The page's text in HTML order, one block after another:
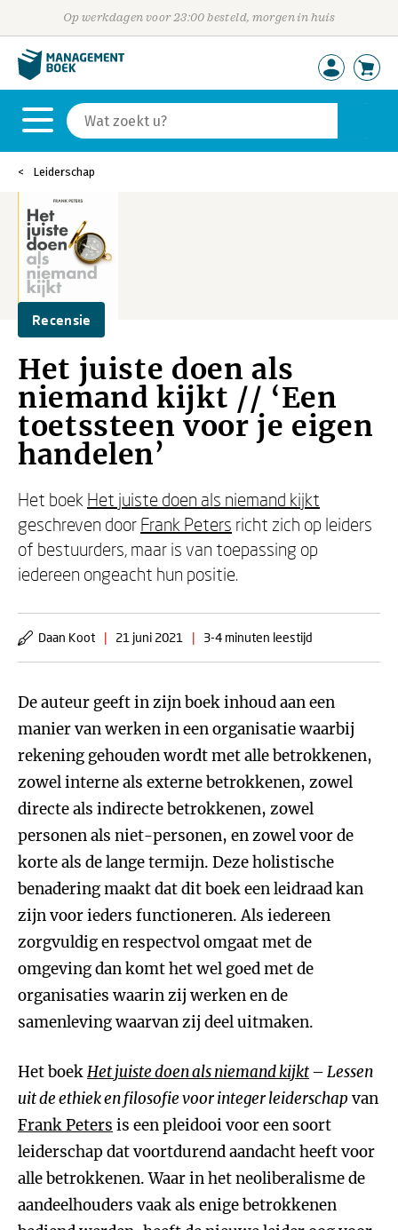
Op werkdagen voor 23:00 besteld, morgen in huis
Leiderschap
Recensie
Het juiste doen als
niemand kijkt // ‘Een
toetssteen voor je eigen
handelen’
Het boek Het juiste doen als niemand kijkt
geschreven door Frank Peters richt zich op leiders
of bestuurders, maar is van toepassing op
iedereen ongeacht hun positie.
Daan Koot | 21 juni 2021 | 3-4 minuten leestijd
De auteur geeft in zijn boek inhoud aan een
manier van werken in een organisatie waarbij
rekening gehouden wordt met alle betrokkenen,
zowel interne als externe betrokkenen, zowel
directe als indirecte betrokkenen, zowel
personen als niet-personen, en zowel voor de
korte als de lange termijn. Deze holistische
benadering maakt dat dit boek een leidraad kan
zijn voor ieders functioneren. Als iedereen
zorgvuldig en respectvol omgaat met de
omgeving dan komt het wel goed met de
organisaties waarin zij werken en de
samenleving waarvan zij deel uitmaken.
Het boekHet juiste doen als niemand kijkt– Lessen
uit de ethiek en filosofie voor integer leiderschap van
Frank Peters is een pleidooi voor een soort
leiderschap dat voortdurend aandacht heeft voor
alle betrokkenen. Waar in het neoliberalisme de
aandeelhouders vaak als enige betrokkenen